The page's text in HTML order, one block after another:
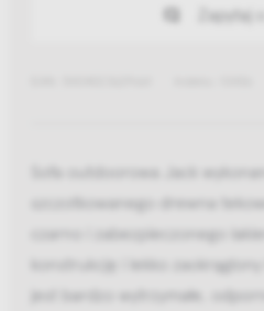
Zapytaj
Sofa outdoorowa Jack
szczotkowanego drewna
czarno i zabezpieczonego
konstrukcję i lekko
jest bardzo wytrzymałe,